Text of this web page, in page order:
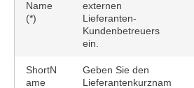
Name
(*)
externen
Lieferanten-
Kundenbetreuers
ein.
ShortN
ame
Geben Sie den
Lieferantenkurznam